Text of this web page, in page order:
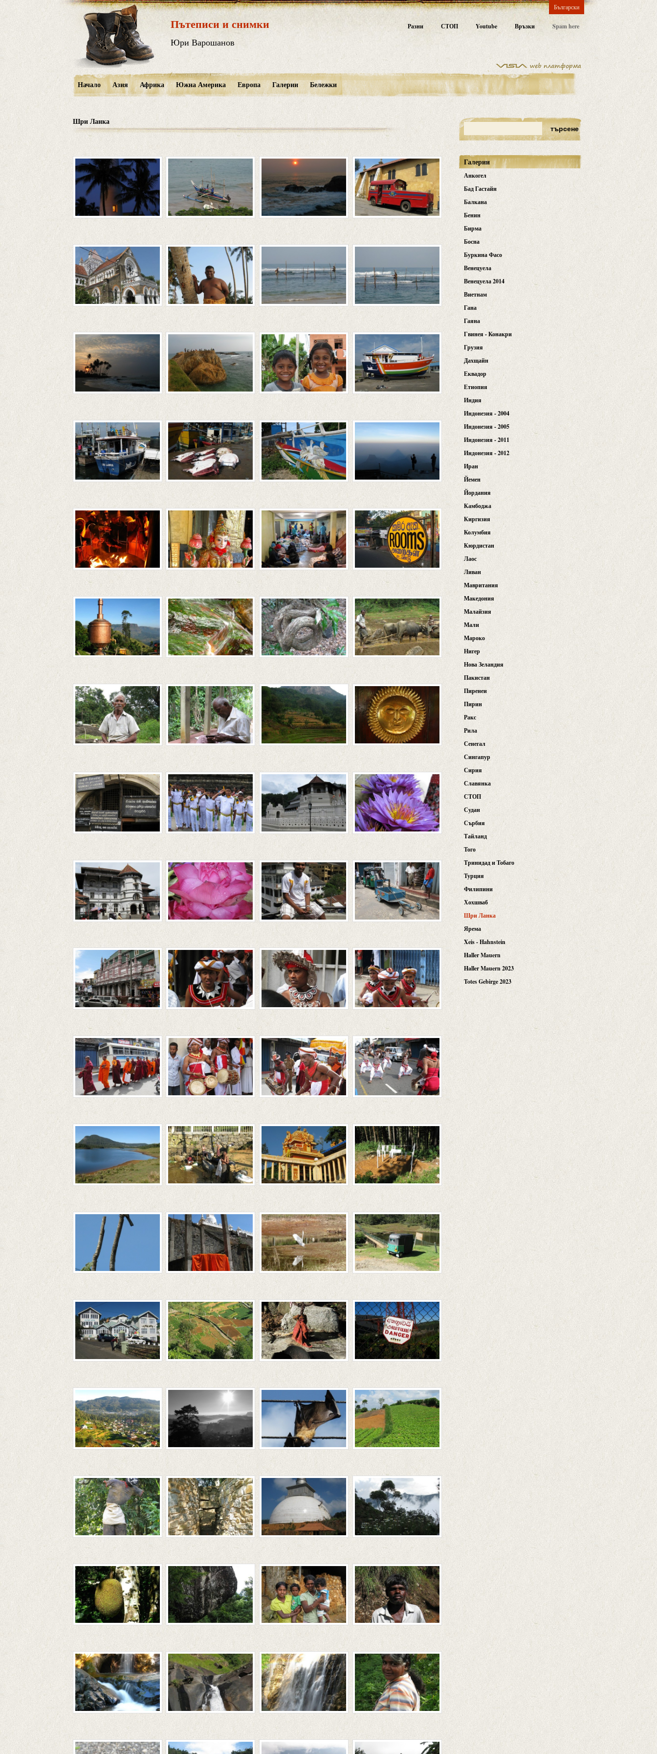
Български
Пътеписи и снимки
Юри Варошанов
Разни СТОП Youtube Връзки Spam here
Начало Азия Африка Южна Америка Европа Галерии Бележки
Галерии
Анкогел
Бад Гастайн
Балкана
Бенин
Бирма
Босна
Буркина Фасо
Венецуела
Венецуела 2014
Виетнам
Гана
Гаяна
Гвинея - Конакри
Грузия
Дахщайн
Еквадор
Етиопия
Индия
Индонезия - 2004
Индонезия - 2005
Индонезия - 2011
Индонезия - 2012
Иран
Йемен
Йордания
Камбоджа
Киргизия
Колумбия
Кюрдистан
Лаос
Ливан
Мавритания
Македония
Малайзия
Мали
Мароко
Нигер
Нова Зеландия
Пакистан
Пиренеи
Пирин
Ракс
Рила
Сенегал
Сингапур
Сирия
Славянка
СТОП
Судан
Сърбия
Тайланд
Того
Тринидад и Тобаго
Турция
Филипини
Хохшваб
Шри Ланка
Ярема
Xeis - Hahnstein
Haller Mauern
Haller Mauern 2023
Totes Gebirge 2023
Шри Ланка